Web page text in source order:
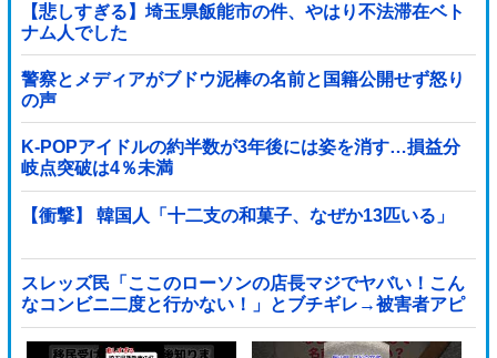
【悲しすぎる】埼玉県飯能市の件、やはり不法滞在ベト
ナム人でした
警察とメディアがブドウ泥棒の名前と国籍公開せず怒り
の声
K-POPアイドルの約半数が3年後には姿を消す…損益分
岐点突破は4％未満
【衝撃】 韓国人「十二支の和菓子、なぜか13匹いる」
スレッズ民「ここのローソンの店長マジでヤバい！こん
なコンビニ二度と行かない！」とブチギレ→被害者アピ
するも「ヤバイのはお前だよ」とツッコミ殺到ｗｗｗｗ
ｗｗｗ他